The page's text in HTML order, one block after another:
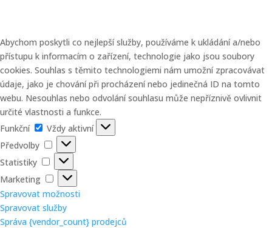
Abychom poskytli co nejlepší služby, používáme k ukládání a/nebo
přístupu k informacím o zařízení, technologie jako jsou soubory
cookies. Souhlas s těmito technologiemi nám umožní zpracovávat
údaje, jako je chování při procházení nebo jedinečná ID na tomto
webu. Nesouhlas nebo odvolání souhlasu může nepříznivě ovlivnit
určité vlastnosti a funkce.
Funkční
Funkční
Vždy aktivní
Předvolby
Předvolby
Statistiky
Statistiky
Marketing
Marketing
Spravovat možnosti
Spravovat služby
Správa {vendor_count} prodejců